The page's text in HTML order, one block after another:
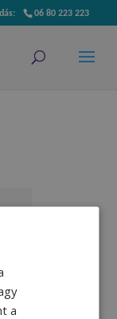
06 80 223 223
a